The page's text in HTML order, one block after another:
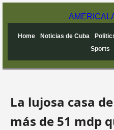
AMERICA
Home Noticias de Cuba
Sports
La lujosa casa
más de 51 mdp